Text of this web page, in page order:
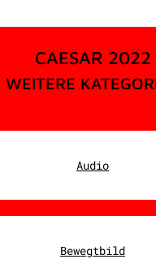
CAESAR 2022
WEITERE
Audio
Bewegtbild